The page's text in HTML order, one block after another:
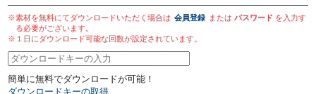
※素材を無料にてダウンロードいただく場合は 会員登録 またはパスワード を入力す
る必要がございます。
※１日にダウンロード可能な回数が設定されています。
簡単に無料でダウンロードが可能！
ダウンロードキーの取得